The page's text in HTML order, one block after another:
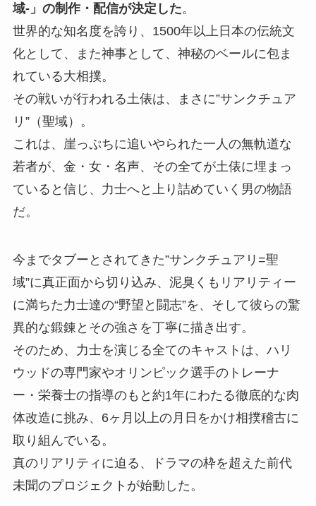
域-」の制作・配信が決定した。
世界的な知名度を誇り、1500年以上日本の伝統文
化として、また神事として、神秘のベールに包ま
れている大相撲。
その戦いが行われる土俵は、まさに”サンクチュア
リ”（聖域）。
これは、崖っぷちに追いやられた一人の無軌道な
若者が、金・女・名声、その全てが土俵に埋まっ
ていると信じ、力士へと上り詰めていく男の物語
だ。
今までタブーとされてきた”サンクチュアリ=聖
域”に真正面から切り込み、泥臭くもリアリティー
に満ちた力士達の“野望と闘志”を、そして彼らの驚
異的な鍛錬とその強さを丁寧に描き出す。
そのため、力士を演じる全てのキャストは、ハリ
ウッドの専門家やオリンピック選手のトレーナ
ー・栄養士の指導のもと約1年にわたる徹底的な肉
体改造に挑み、6ヶ月以上の月日をかけ相撲稽古に
取り組んでいる。
真のリアリティに迫る、ドラマの枠を超えた前代
未聞のプロジェクトが始動した。